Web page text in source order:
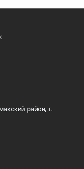
район, г.